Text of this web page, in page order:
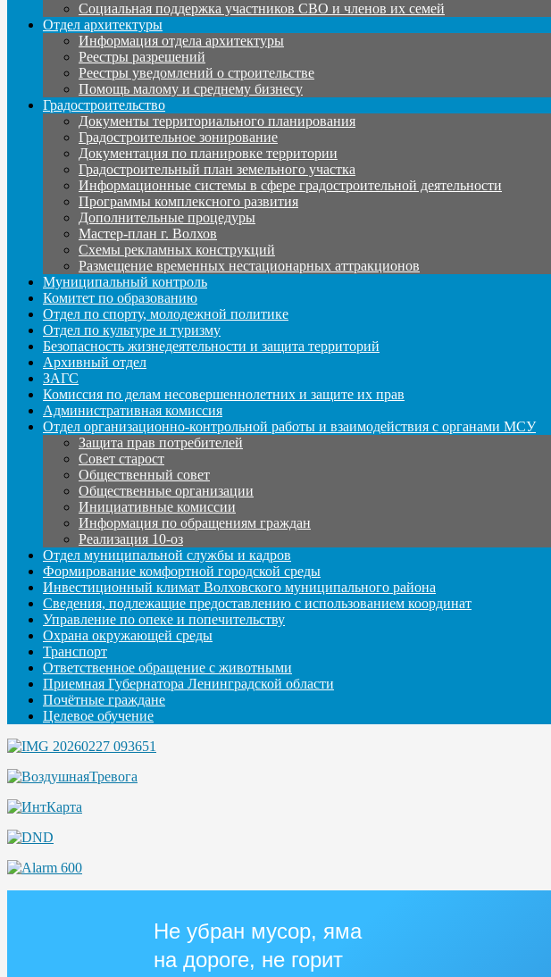
Социальная поддержка участников СВО и членов их семей
Отдел архитектуры
Информация отдела архитектуры
Реестры разрешений
Реестры уведомлений о строительстве
Помощь малому и среднему бизнесу
Градостроительство
Документы территориального планирования
Градостроительное зонирование
Документация по планировке территории
Градостроительный план земельного участка
Информационные системы в сфере градостроительной деятельности
Программы комплексного развития
Дополнительные процедуры
Мастер-план г. Волхов
Схемы рекламных конструкций
Размещение временных нестационарных аттракционов
Муниципальный контроль
Комитет по образованию
Отдел по спорту, молодежной политике
Отдел по культуре и туризму
Безопасность жизнедеятельности и защита территорий
Архивный отдел
ЗАГС
Комиссия по делам несовершеннолетних и защите их прав
Административная комиссия
Отдел организационно-контрольной работы и взаимодействия с органами МСУ
Защита прав потребителей
Совет старост
Общественный совет
Общественные организации
Инициативные комиссии
Информация по обращениям граждан
Реализация 10-оз
Отдел муниципальной службы и кадров
Формирование комфортной городской среды
Инвестиционный климат Волховского муниципального района
Сведения, подлежащие предоставлению с использованием координат
Управление по опеке и попечительству
Охрана окружающей среды
Транспорт
Ответственное обращение с животными
Приемная Губернатора Ленинградской области
Почётные граждане
Целевое обучение
Не убран мусор, яма
на дороге, не горит